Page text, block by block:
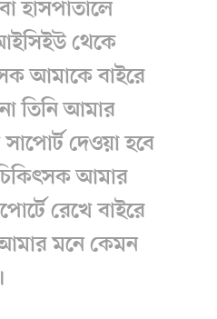
হাসপাতালে
থেকে
আমাকে বাইরে
তিনি আমার
দেওয়া হবে
আমার
রেখে বাইরে
মনে কেমন